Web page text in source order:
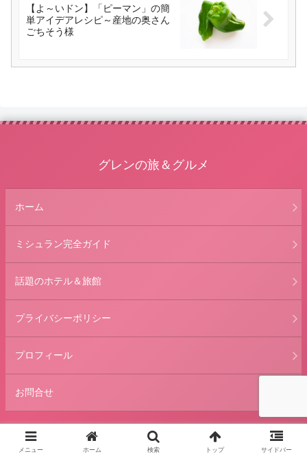
【よ～いドン】「ピーマン」の簡
単アイデアレシピ～産地の奥さん
ごちそう様
グレンの旅＆グルメ
ホーム
ミシュラン完全ガイド
話題のホテル＆旅館
プライバシーポリシー
プロフィール
お問合せ
© 2013 グレンの旅＆グルメ.
メニュー ホーム 検索 トップ サイドバー